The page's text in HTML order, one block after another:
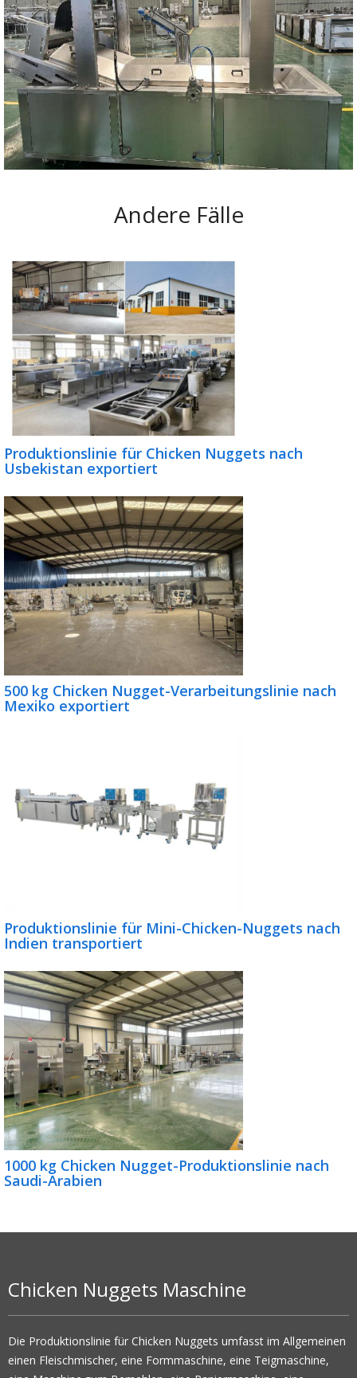
Andere Fälle
Produktionslinie für Chicken Nuggets nach
Usbekistan exportiert
500 kg Chicken Nugget-Verarbeitungslinie nach
Mexiko exportiert
Produktionslinie für Mini-Chicken-Nuggets nach
Indien transportiert
1000 kg Chicken Nugget-Produktionslinie nach
Saudi-Arabien
Chicken Nuggets Maschine
Die Produktionslinie für Chicken Nuggets umfasst im Allgemeinen
einen Fleischmischer, eine Formmaschine, eine Teigmaschine,